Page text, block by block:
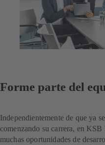
Forme parte del
Independientemente de que ya
comenzando su carrera, en
muchas oportunidades de